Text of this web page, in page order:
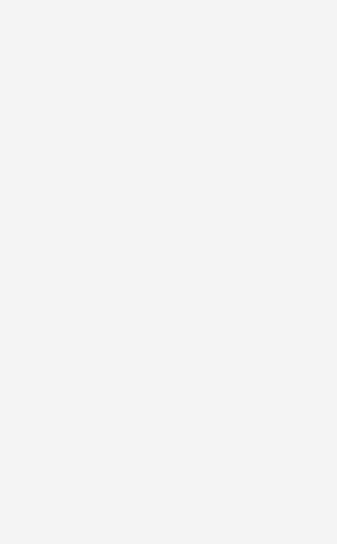
bei seiner jährlichen
auf ein erfolgreiches
Im Mittelpunkt der
standen Berichte über
und Aktionen, die Wahl
sowie die
die das Lernumfeld
nachhaltig stärken
der Mitglieder konnte die
Bolanz bei ihrem
Ihre Liste geförderter,
Aktivitäten und
war lang. „Es sind so
die ohne die Unterstützung
der Hebelschule nicht
wären“, betonte Rektor